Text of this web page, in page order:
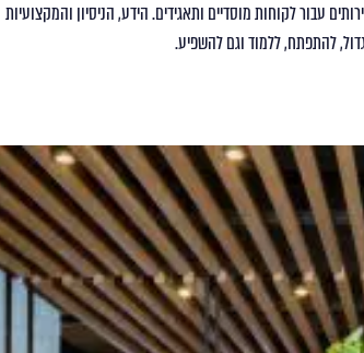
עבור לקוחות מוסדיים ותאגידים. הידע, הניסיון והמקצועיות
להתפתח, ללמוד וגם להשפיע.